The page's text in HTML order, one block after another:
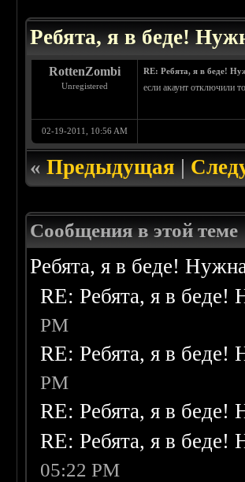
Ребята, я в беде!
RottenZombi
Unregistered
RE: Ребята, я в беде!
если акаунт отключили
02-19-2011, 10:56 AM
«Предыдущая|
Сообщения в этой теме
Ребята, я в беде!
RE: Ребята, я в
PM
RE: Ребята, я в
PM
RE: Ребята, я в
RE: Ребята, я в
05:22 PM